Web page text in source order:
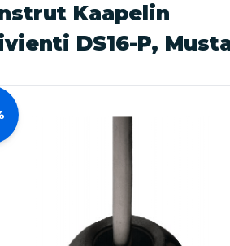
Kaapelin
DS16-P,